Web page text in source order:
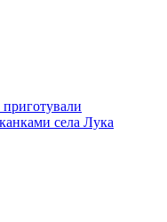
села Лука